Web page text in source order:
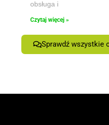
obsługa i
Czytaj więcej »
Sprawdź wszystkie